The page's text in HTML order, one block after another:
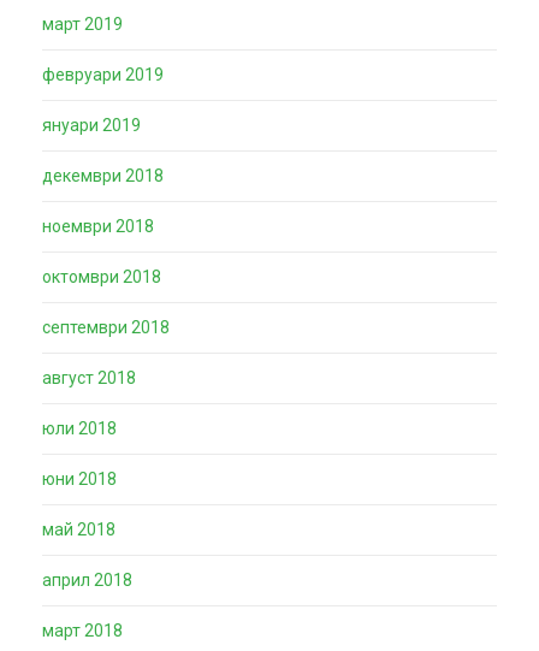
март 2019
февруари 2019
януари 2019
декември 2018
ноември 2018
октомври 2018
септември 2018
август 2018
юли 2018
юни 2018
май 2018
април 2018
март 2018